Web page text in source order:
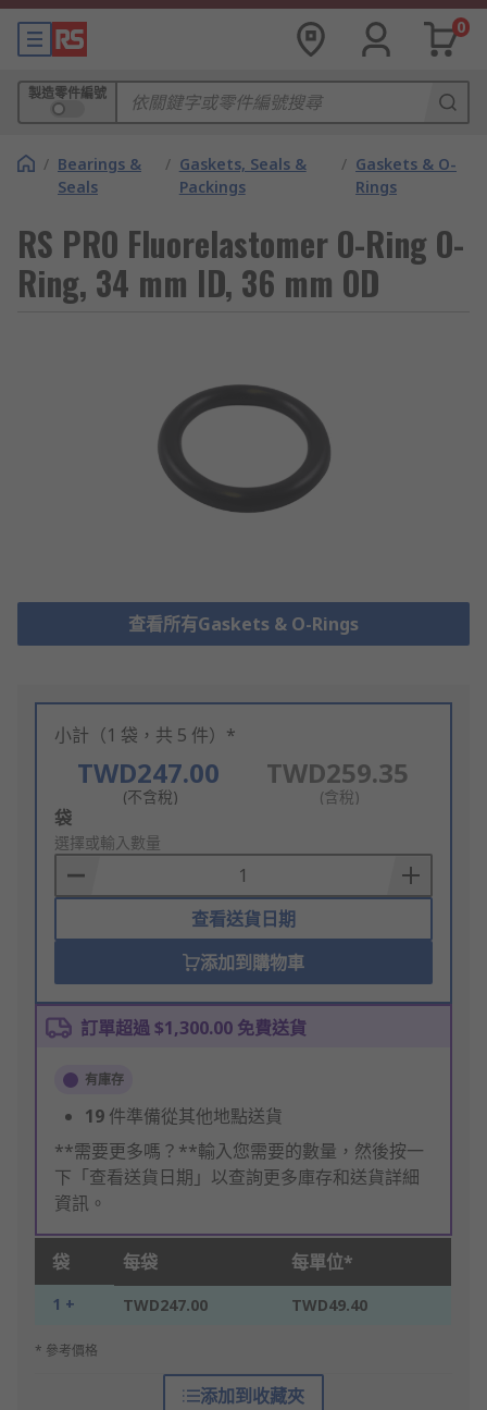
0
製造零件編號
/ Bearings &
Seals
/ Gaskets, Seals &
Packings
/ Gaskets & O-
Rings
RS PRO Fluorelastomer O-Ring O-
Ring, 34 mm ID, 36 mm OD
查看所有Gaskets & O-Rings
小計（1 袋，共 5 件）*
TWD247.00
(不含稅)
TWD259.35
(含稅)
Add
to
Basket
袋
選擇或輸入數量
查看送貨日期
添加到購物車
訂單超過 $1,300.00 免費送貨
有庫存
19 件準備從其他地點送貨
**需要更多嗎？**輸入您需要的數量，然後按一
下「查看送貨日期」以查詢更多庫存和送貨詳細
資訊。
袋 每袋 每單位*
1 + TWD247.00 TWD49.40
* 參考價格
添加到收藏夾